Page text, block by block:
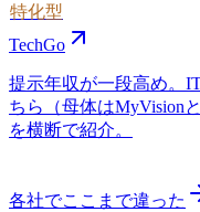
特化型
TechGo
提示年収が一段高め。
ちら（母体はMyVision
を横断で紹介。
各社でここまで違った